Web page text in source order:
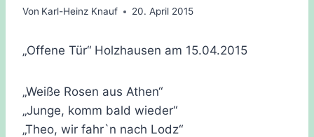
Von Karl-Heinz Knauf 20. April 2015
„Offene Tür“ Holzhausen am 15.04.2015
„Weiße Rosen aus Athen“
„Junge, komm bald wieder“
„Theo, wir fahr`n nach Lodz“